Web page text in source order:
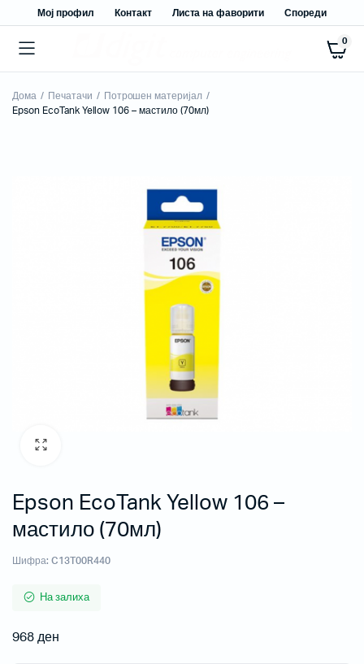
Мој профил Контакт Листа на фаворити Спореди
0
Дома Печатачи
Потрошен материјал
Epson EcoTank Yellow 106 – мастило (70мл)
Epson EcoTank Yellow 106 –
мастило (70мл)
Шифра: C13T00R440
На залиха
968ден